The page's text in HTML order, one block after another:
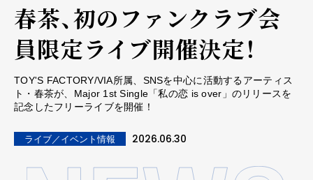
春茶、初のファンクラブ会
員限定ライブ開催決定！
TOY'S FACTORY/VIA所属、SNSを中心に活動するアーティス
ト・春茶が、Major 1st Single「私の恋 is over」のリリースを
記念したフリーライブを開催！
ライブ／イベント情報 2026.06.30